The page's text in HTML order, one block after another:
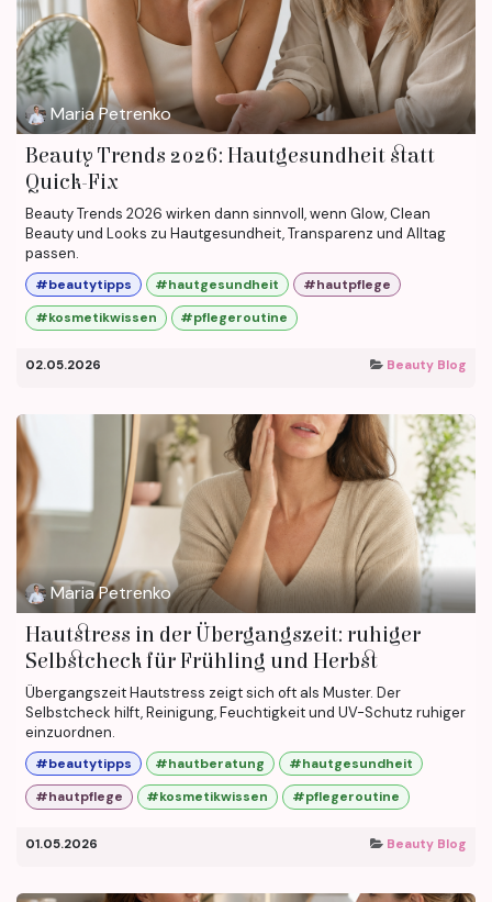
Maria Petrenko
Beauty Trends 2026: Hautgesundheit statt
Quick-Fix
Beauty Trends 2026 wirken dann sinnvoll, wenn Glow, Clean
Beauty und Looks zu Hautgesundheit, Transparenz und Alltag
passen.
#beautytipps #hautgesundheit
#hautpflege
#kosmetikwissen
#pflegeroutine
02.05.2026 Beauty Blog
Maria Petrenko
Hautstress in der Übergangszeit: ruhiger
Selbstcheck für Frühling und Herbst
Übergangszeit Hautstress zeigt sich oft als Muster. Der
Selbstcheck hilft, Reinigung, Feuchtigkeit und UV-Schutz ruhiger
einzuordnen.
#beautytipps #hautberatung
#hautgesundheit
#hautpflege
#kosmetikwissen #pflegeroutine
01.05.2026 Beauty Blog